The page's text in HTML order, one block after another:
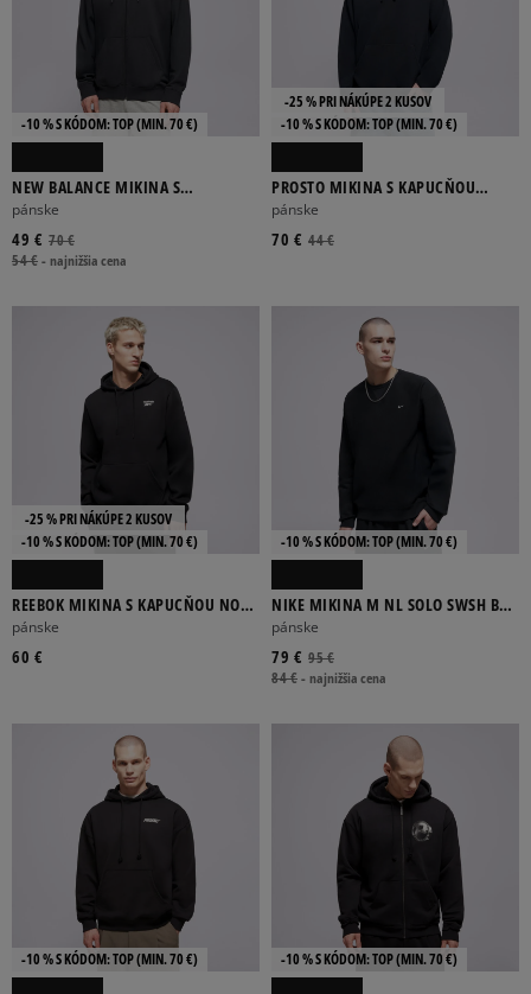
-10 % S KÓDOM: TOP (MIN. 70 €)
NEW BALANCE MIKINA S
KAPUCŇOU SPORT ESSENTIALS
LOGO FRENCH
pánske
70 €
49 €
54 €-najnižšia cena
-10 % S KÓDOM: TOP (MIN. 70 €)
-25 % PRI NÁKÚPE 2 KUSOV
PROSTO MIKINA S KAPUCŇOU
HOODIE SKIZZLE WASHED BLACK
pánske
44 €
70 €
-10 % S KÓDOM: TOP (MIN. 70 €)
-25 % PRI NÁKÚPE 2 KUSOV
REEBOK MIKINA S KAPUCŇOU NOAH
SMALL LOGO
pánske
60 €
-10 % S KÓDOM: TOP (MIN. 70 €)
NIKE MIKINA M NL SOLO SWSH BB
CREW
pánske
95 €
79 €
84 €-najnižšia cena
-10 % S KÓDOM: TOP (MIN. 70 €) -10 % S KÓDOM: TOP (MIN. 70 €)